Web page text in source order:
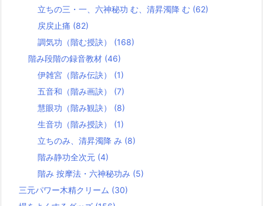
立ちの三・一、六神秘功 む、清昇濁降 む (62)
戻戻止痛 (82)
調気功（階む授訣） (168)
階み段階の録音教材 (46)
伊雑宮（階み伝訣） (1)
五音和（階み画訣） (7)
慧眼功（階み観訣） (8)
生音功（階み授訣） (1)
立ちのみ、清昇濁降 み (8)
階み静功全次元 (4)
階み 按摩法・六神秘功み (5)
三元パワー木精クリーム (30)